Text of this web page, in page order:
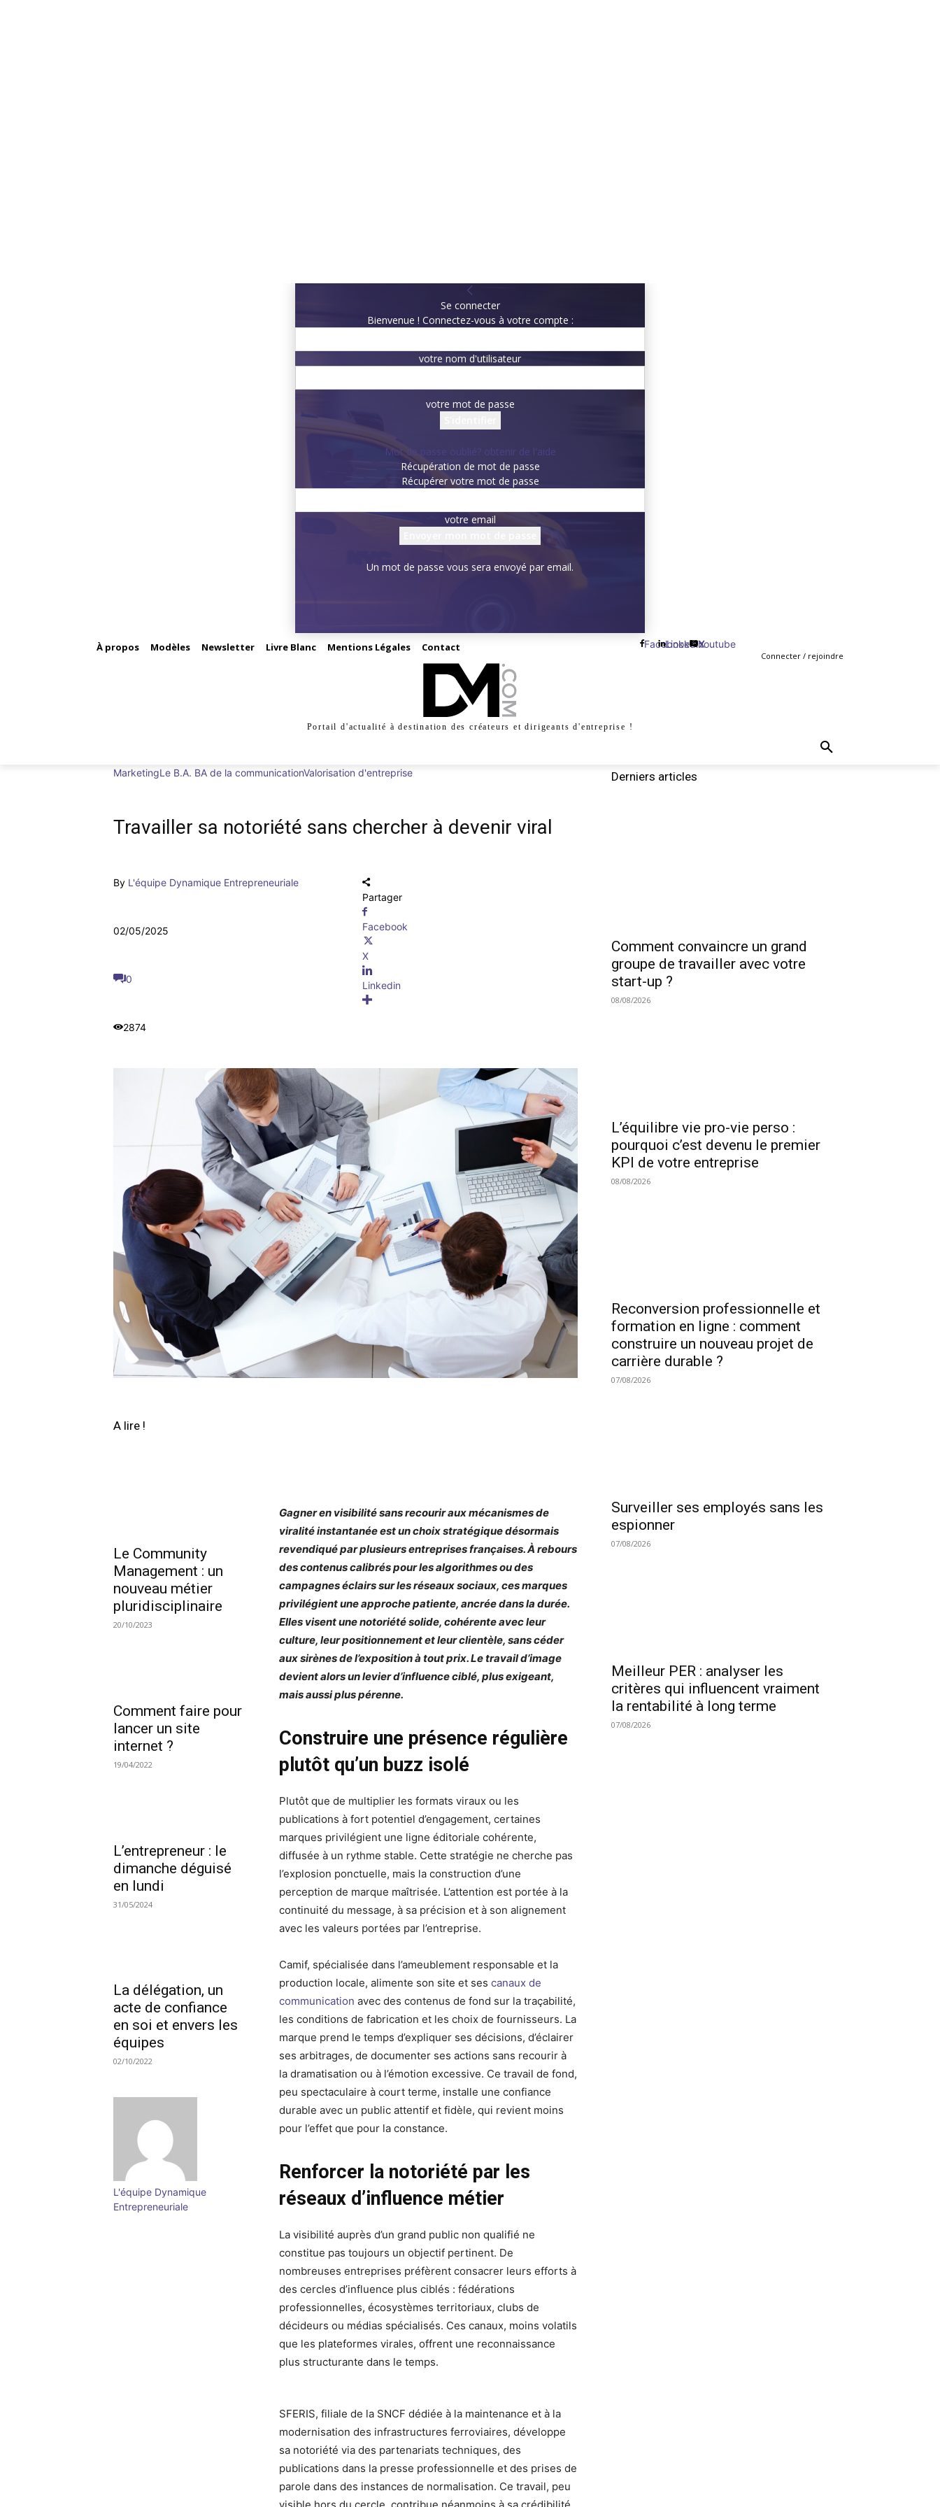
Se connecter
Bienvenue ! Connectez-vous à votre compte :
votre nom d'utilisateur
votre mot de passe
Mot de passe oublié? obtenir de l'aide
Récupération de mot de passe
Récupérer votre mot de passe
votre email
Un mot de passe vous sera envoyé par email.
À propos Modèles Newsletter Livre Blanc Mentions Légales Contact Facebook
Linkedin
X
Youtube
Connecter / rejoindre
Portail d'actualité à destination des créateurs et dirigeants d'entreprise !
MarketingLe B.A. BA de la communicationValorisation d'entreprise
Travailler sa notoriété sans chercher à devenir viral
By L'équipe Dynamique Entrepreneuriale
02/05/2025
0
2874
Partager
Facebook
X
Linkedin
A lire !
Le Community
Management : un
nouveau métier
pluridisciplinaire
20/10/2023
Comment faire pour
lancer un site
internet ?
19/04/2022
L’entrepreneur : le
dimanche déguisé
en lundi
31/05/2024
La délégation, un
acte de confiance
en soi et envers les
équipes
02/10/2022
L'équipe Dynamique
Entrepreneuriale
Gagner en visibilité sans recourir aux mécanismes de
viralité instantanée est un choix stratégique désormais
revendiqué par plusieurs entreprises françaises. À rebours
des contenus calibrés pour les algorithmes ou des
campagnes éclairs sur les réseaux sociaux, ces marques
privilégient une approche patiente, ancrée dans la durée.
Elles visent une notoriété solide, cohérente avec leur
culture, leur positionnement et leur clientèle, sans céder
aux sirènes de l’exposition à tout prix. Le travail d’image
devient alors un levier d’influence ciblé, plus exigeant,
mais aussi plus pérenne.
Construire une présence régulière
plutôt qu’un buzz isolé
Plutôt que de multiplier les formats viraux ou les
publications à fort potentiel d’engagement, certaines
marques privilégient une ligne éditoriale cohérente,
diffusée à un rythme stable. Cette stratégie ne cherche pas
l’explosion ponctuelle, mais la construction d’une
perception de marque maîtrisée. L’attention est portée à la
continuité du message, à sa précision et à son alignement
avec les valeurs portées par l’entreprise.
Camif, spécialisée dans l’ameublement responsable et la
production locale, alimente son site et sescanaux de
communication avec des contenus de fond sur la traçabilité,
les conditions de fabrication et les choix de fournisseurs. La
marque prend le temps d’expliquer ses décisions, d’éclairer
ses arbitrages, de documenter ses actions sans recourir à
la dramatisation ou à l’émotion excessive. Ce travail de fond,
peu spectaculaire à court terme, installe une confiance
durable avec un public attentif et fidèle, qui revient moins
pour l’effet que pour la constance.
Renforcer la notoriété par les
réseaux d’influence métier
La visibilité auprès d’un grand public non qualifié ne
constitue pas toujours un objectif pertinent. De
nombreuses entreprises préfèrent consacrer leurs efforts à
des cercles d’influence plus ciblés : fédérations
professionnelles, écosystèmes territoriaux, clubs de
décideurs ou médias spécialisés. Ces canaux, moins volatils
que les plateformes virales, offrent une reconnaissance
plus structurante dans le temps.
SFERIS, filiale de la SNCF dédiée à la maintenance et à la
modernisation des infrastructures ferroviaires, développe
sa notoriété via des partenariats techniques, des
publications dans la presse professionnelle et des prises de
parole dans des instances de normalisation. Ce travail, peu
visible hors du cercle, contribue néanmoins à sa crédibilité
Derniers articles
Comment convaincre un grand
groupe de travailler avec votre
start-up ?
08/08/2026
L’équilibre vie pro-vie perso :
pourquoi c’est devenu le premier
KPI de votre entreprise
08/08/2026
Reconversion professionnelle et
formation en ligne : comment
construire un nouveau projet de
carrière durable ?
07/08/2026
Surveiller ses employés sans les
espionner
07/08/2026
Meilleur PER : analyser les
critères qui influencent vraiment
la rentabilité à long terme
07/08/2026